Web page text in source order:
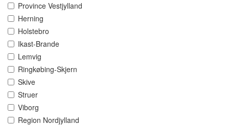
Province Vestjylland
Herning
Holstebro
Ikast-Brande
Lemvig
Ringkøbing-Skjern
Skive
Struer
Viborg
Region Nordjylland